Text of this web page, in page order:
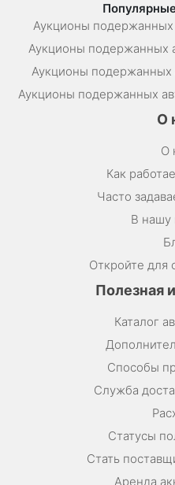
Аукционы
Аукционы подержанных
Аукционы
Аукционы подержанных
О
О
Как
Часто
В нашу
Откройте для
Полезная
Каталог
Способы
Служба
Статусы
Стать
Аренда